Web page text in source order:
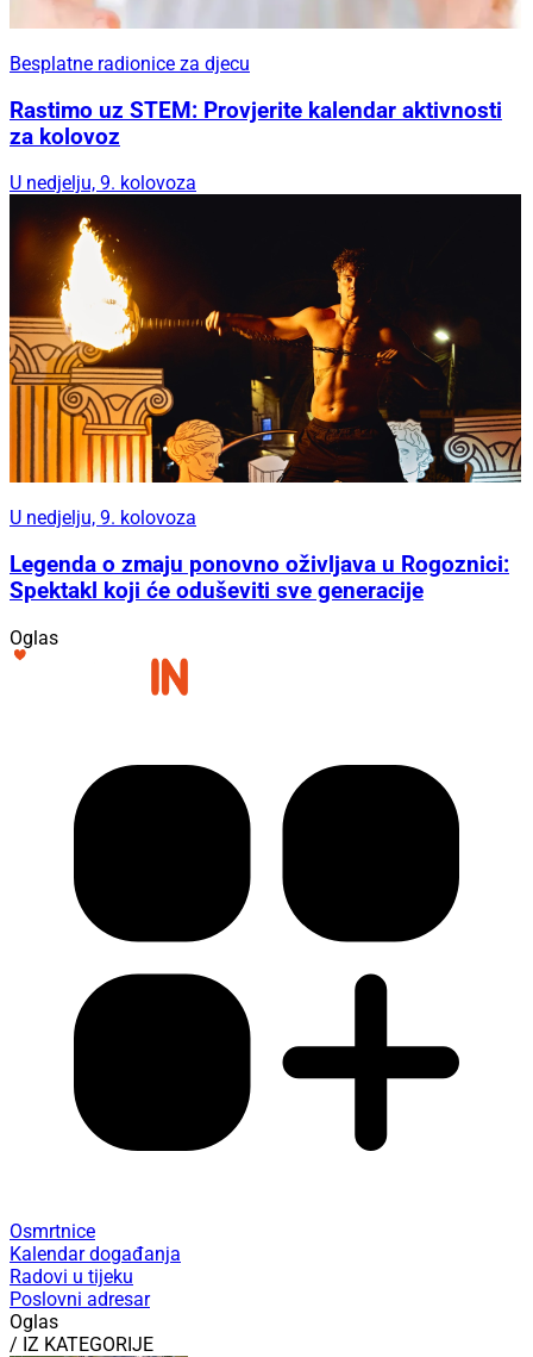
Besplatne radionice za djecu
Rastimo uz STEM: Provjerite kalendar aktivnosti
za kolovoz
U nedjelju, 9. kolovoza
U nedjelju, 9. kolovoza
Legenda o zmaju ponovno oživljava u Rogoznici:
Spektakl koji će oduševiti sve generacije
Oglas
Osmrtnice
Kalendar događanja
Radovi u tijeku
Poslovni adresar
Oglas
/ IZ KATEGORIJE